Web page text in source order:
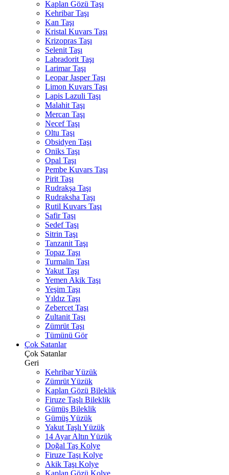
Kaplan Gözü Taşı
Kehribar Taşı
Kan Taşı
Kristal Kuvars Taşı
Krizopras Taşı
Selenit Taşı
Labradorit Taşı
Larimar Taşı
Leopar Jasper Taşı
Limon Kuvars Taşı
Lapis Lazuli Taşı
Malahit Taşı
Mercan Taşı
Necef Taşı
Oltu Taşı
Obsidyen Taşı
Oniks Taşı
Opal Taşı
Pembe Kuvars Taşı
Pirit Taşı
Rudrakşa Taşı
Rudraksha Taşı
Rutil Kuvars Taşı
Safir Taşı
Sedef Taşı
Sitrin Taşı
Tanzanit Taşı
Topaz Taşı
Turmalin Taşı
Yakut Taşı
Yemen Akik Taşı
Yeşim Taşı
Yıldız Taşı
Zebercet Taşı
Zultanit Taşı
Zümrüt Taşı
Tümünü Gör
Çok Satanlar
Çok Satanlar
Geri
Kehribar Yüzük
Zümrüt Yüzük
Kaplan Gözü Bileklik
Firuze Taşlı Bileklik
Gümüş Bileklik
Gümüş Yüzük
Yakut Taşlı Yüzük
14 Ayar Altın Yüzük
Doğal Taş Kolye
Firuze Taşı Kolye
Akik Taşı Kolye
Kaplan Gözü Kolye